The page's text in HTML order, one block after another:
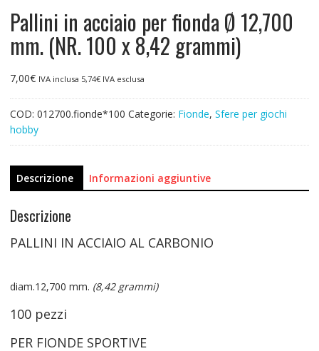
Pallini in acciaio per fionda Ø 12,700
mm. (NR. 100 x 8,42 grammi)
7,00€ IVA inclusa 5,74€IVA esclusa
COD: 012700.fionde*100 Categorie: Fionde, Sfere per giochi
hobby
Descrizione Informazioni aggiuntive
Descrizione
PALLINI IN ACCIAIO AL CARBONIO
diam.12,700 mm. (8,42 grammi)
100 pezzi
PER FIONDE SPORTIVE